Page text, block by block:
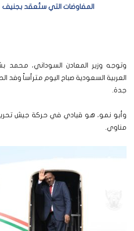
المفاوضات التي ستُعقد بجنيف
وتوجه وزير المعادن السوداني، محمد
العربية السعودية صباح اليوم مترأساً وفد
جدة.
وأبو نمو، هو قيادي في حركة جيش
مناوي.